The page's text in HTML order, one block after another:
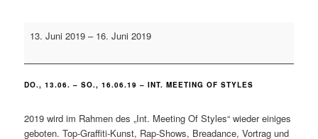
Meeting
-
13. Juni 2019 – 16. Juni 2019
DO., 13.06. – SO., 16.06.19 – INT. MEETING OF STYLES
2019 wird im Rahmen des „Int. Meeting Of Styles“ wieder einiges
geboten. Top-Graffiti-Kunst, Rap-Shows, Breadance, Vortrag und